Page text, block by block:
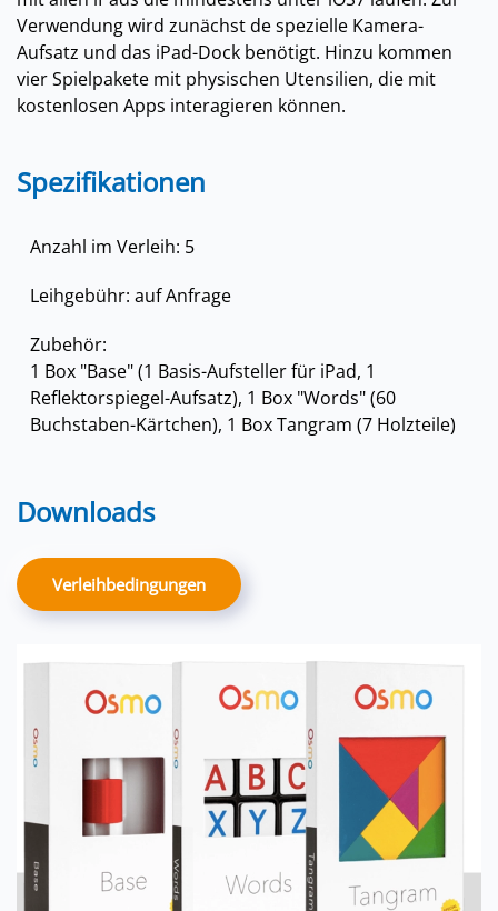
Verwendung wird zunächst de spezielle Kamera-
Aufsatz und das iPad-Dock benötigt. Hinzu kommen
vier Spielpakete mit physischen Utensilien, die mit
kostenlosen Apps interagieren können.
Spezifikationen
Anzahl im Verleih: 5
Leihgebühr: auf Anfrage
Zubehör:
1 Box "Base" (1 Basis-Aufsteller für iPad, 1
Reflektorspiegel-Aufsatz), 1 Box "Words" (60
Buchstaben-Kärtchen), 1 Box Tangram (7 Holzteile)
Downloads
Verleihbedingungen